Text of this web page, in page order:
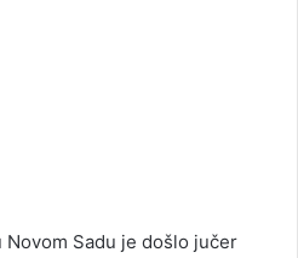
Sadu je došlo jučer